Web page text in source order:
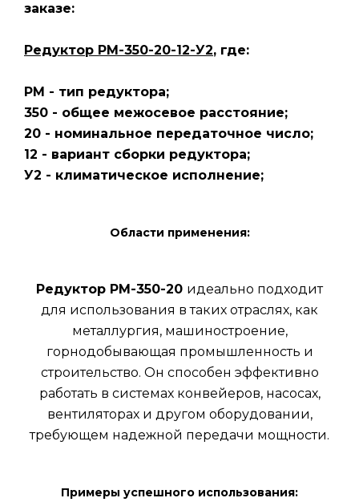
заказе:
Редуктор РМ-350-20-12-У2, где:
РМ - тип редуктора;
350 - общее межосевое расстояние;
20 - номинальное передаточное число;
12 - вариант сборки редуктора;
У2 - климатическое исполнение;
Области применения:
Редуктор РМ-350-20 идеально подходит
для использования в таких отраслях, как
металлургия, машиностроение,
горнодобывающая промышленность и
строительство. Он способен эффективно
работать в системах конвейеров, насосах,
вентиляторах и другом оборудовании,
требующем надежной передачи мощности.
Примеры успешного использования: